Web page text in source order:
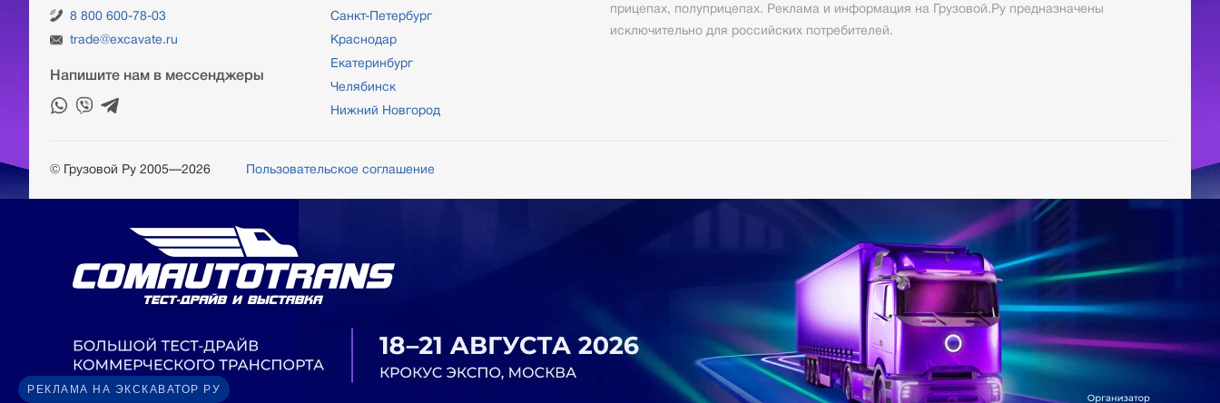
8 800 600-78-03
trade@excavate.ru
Напишите нам в мессенджеры
Санкт-Петербург
Краснодар
Екатеринбург
Челябинск
Нижний Новгород
прицепах, полуприцепах. Реклама и информация на Грузовой.Ру предназначены
исключительно для российских потребителей.
© Грузовой Ру 2005—2026 Пользовательское соглашение